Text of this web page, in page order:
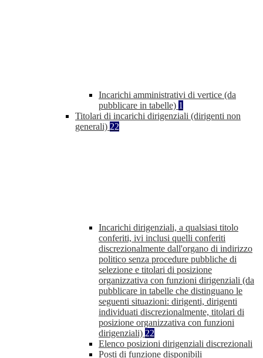
Incarichi amministrativi di vertice (da
pubblicare in tabelle) 1
Titolari di incarichi dirigenziali (dirigenti non
generali) 22
Incarichi dirigenziali, a qualsiasi titolo
conferiti, ivi inclusi quelli conferiti
discrezionalmente dall'organo di indirizzo
politico senza procedure pubbliche di
selezione e titolari di posizione
organizzativa con funzioni dirigenziali (da
pubblicare in tabelle che distinguano le
seguenti situazioni: dirigenti, dirigenti
individuati discrezionalmente, titolari di
posizione organizzativa con funzioni
dirigenziali) 22
Elenco posizioni dirigenziali discrezionali
Posti di funzione disponibili